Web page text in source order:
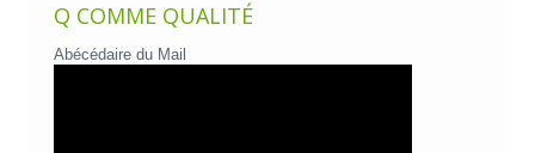
Q COMME QUALITÉ
Abécédaire du Mail